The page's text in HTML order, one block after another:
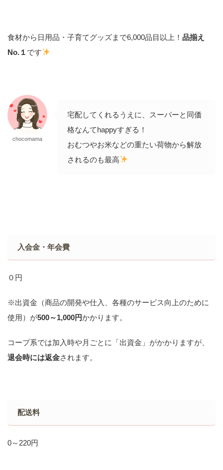
食材から日用品・子育てグッズまで6,000品目以上！ 品揃え
No.１ です
chocomama
宅配してくれるうえに、スーパーと同価
格なんてhappyすぎる！
おむつやお米などの重たい荷物から解放
されるのも最高
入会金・年会費
０円
※出資金（商品の開発や仕入、各種のサービス向上のために
使用）が500～1,000円かかります。
コープ系では加入時や月ごとに「出資金」がかかりますが、
退会時には返金されます。
配送料
0～220円